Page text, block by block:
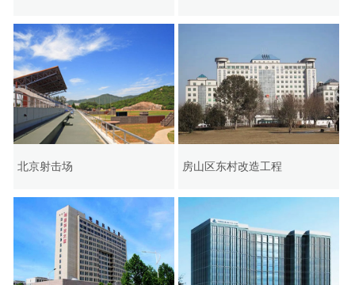
北京射击场 房山区东村改造工程